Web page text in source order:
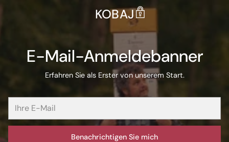
KOBAJ
E-Mail-Anmeldebanner
Erfahren Sie als Erster von unserem Start.
Benachrichtigen Sie mich